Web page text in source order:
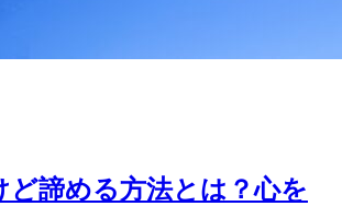
ど諦める方法とは？心を